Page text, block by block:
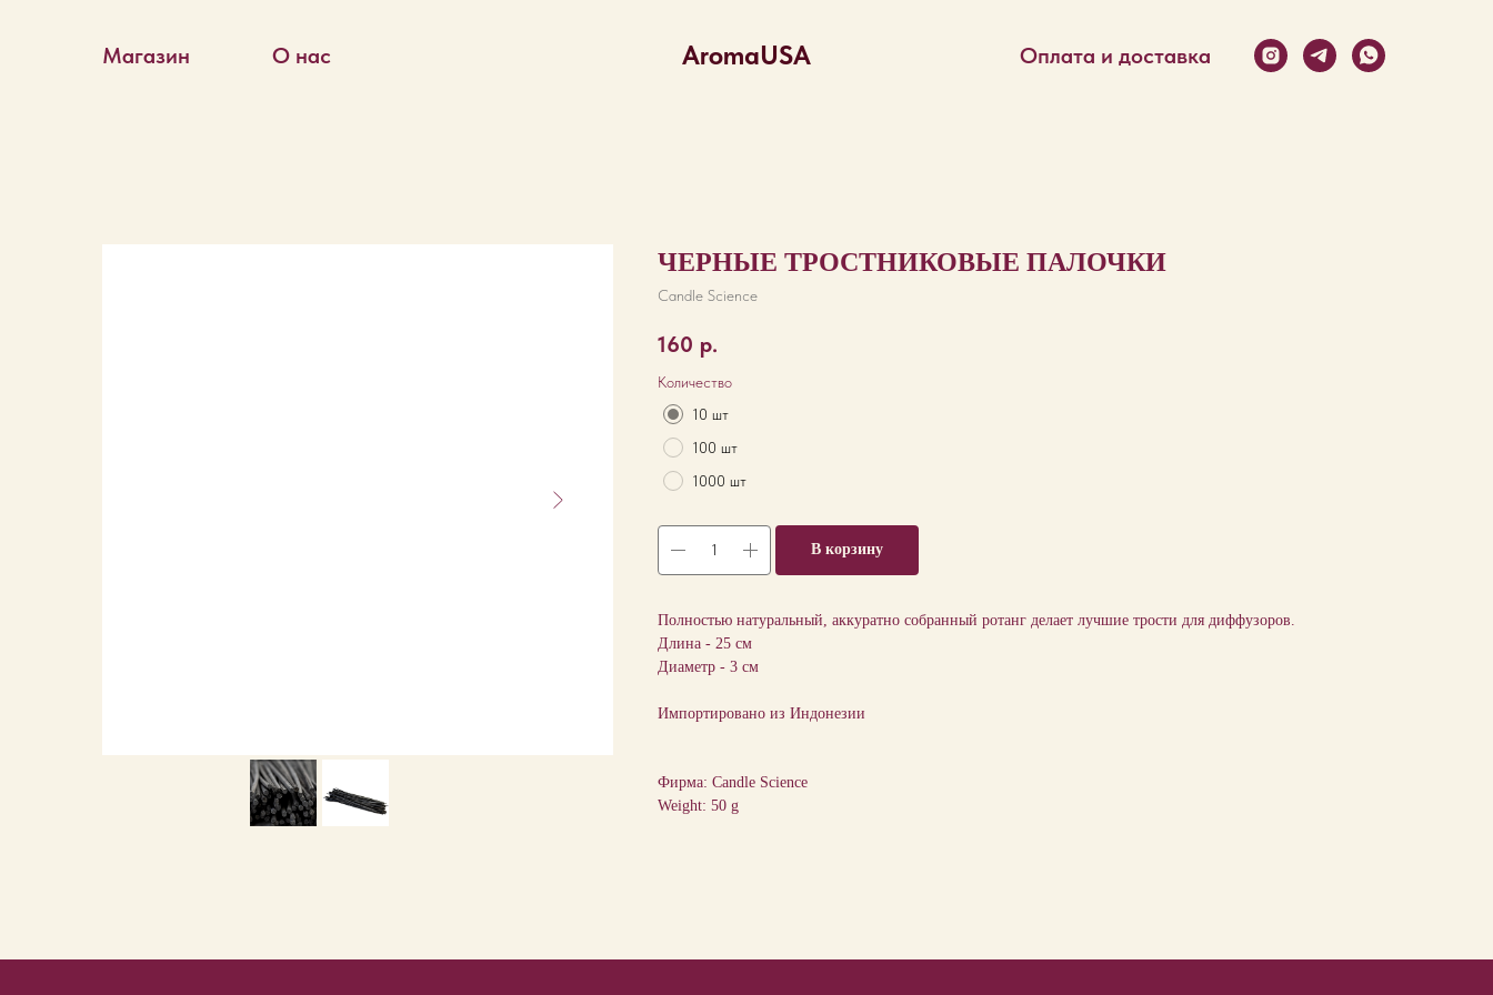
AromaUSA
Магазин О нас Оплата и доставка
ЧЕРНЫЕ ТРОСТНИКОВЫЕ ПАЛОЧКИ
Candle Science
160 р.
Количество
10 шт
100 шт
1000 шт
В корзину
Полностью натуральный, аккуратно собранный ротанг делает лучшие трости для диффузоров.
Длина - 25 см
Диаметр - 3 см
Импортировано из Индонезии
Фирма: Candle Science
Weight: 50 g